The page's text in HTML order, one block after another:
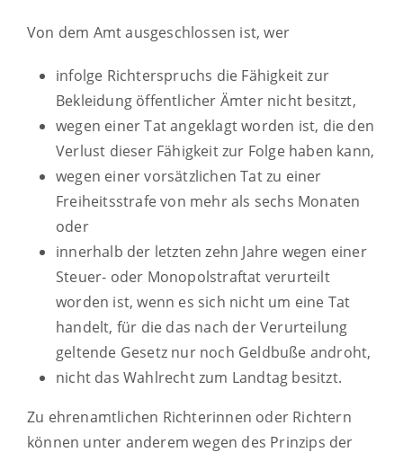
Von dem Amt ausgeschlossen ist, wer
infolge Richterspruchs die Fähigkeit zur
Bekleidung öffentlicher Ämter nicht besitzt,
wegen einer Tat angeklagt worden ist, die den
Verlust dieser Fähigkeit zur Folge haben kann,
wegen einer vorsätzlichen Tat zu einer
Freiheitsstrafe von mehr als sechs Monaten
oder
innerhalb der letzten zehn Jahre wegen einer
Steuer- oder Monopolstraftat verurteilt
worden ist, wenn es sich nicht um eine Tat
handelt, für die das nach der Verurteilung
geltende Gesetz nur noch Geldbuße androht,
nicht das Wahlrecht zum Landtag besitzt.
Zu ehrenamtlichen Richterinnen oder Richtern
können unter anderem wegen des Prinzips der